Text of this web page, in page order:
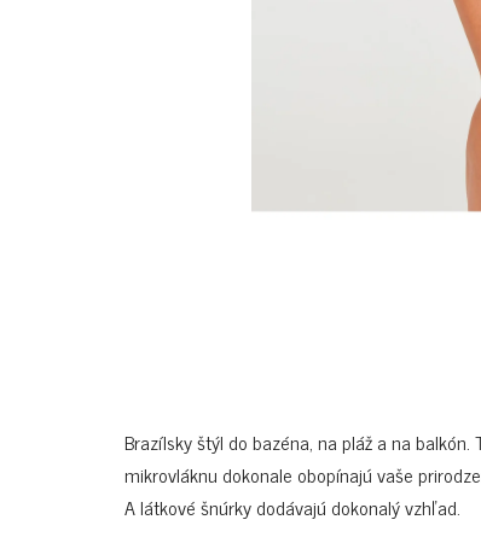
Brazílsky štýl do bazéna, na pláž a na
mikrovláknu dokonale obopínajú vaše
A látkové šnúrky dodávajú dokonalý vzhľad.